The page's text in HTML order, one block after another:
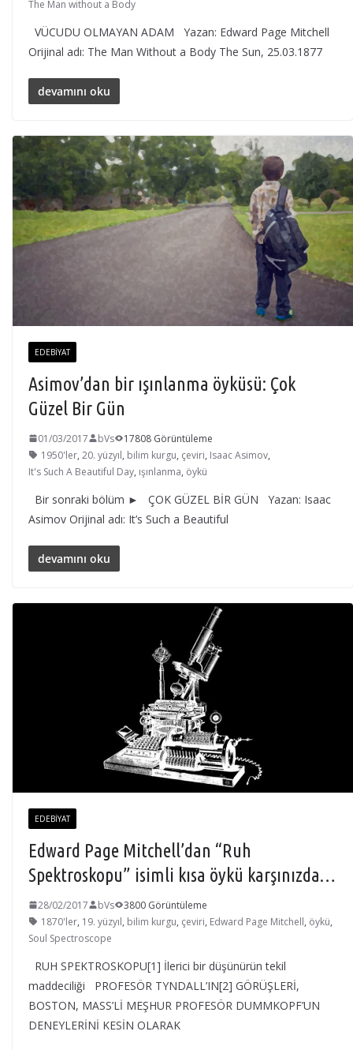
The Man without a Body
VÜCUDU OLMAYAN ADAM Yazan: Edward Page Mitchell
Orijinal adı: The Man Without a Body The Sun, 25.03.1877
devamını oku
EDEBIYAT
Asimov’dan bir ışınlanma öyküsü: Çok
Güzel Bir Gün
01/03/2017 bVs
17808 Görüntüleme
1950'ler, 20. yüzyıl, bilim kurgu, çeviri, Isaac Asimov,
It's Such A Beautiful Day, ışınlanma, öykü
Bir sonraki bölüm ► ÇOK GÜZEL BİR GÜN Yazan: Isaac
Asimov Orijinal adı: It’s Such a Beautiful
devamını oku
EDEBIYAT
Edward Page Mitchell’dan “Ruh
Spektroskopu” isimli kısa öykü karşınızda…
28/02/2017 bVs
3800 Görüntüleme
1870'ler, 19. yüzyıl, bilim kurgu, çeviri, Edward Page Mitchell, öykü,
Soul Spectroscope
RUH SPEKTROSKOPU[1] İlerici bir düşünürün tekil
maddeciliği PROFESÖR TYNDALL’IN[2] GÖRÜŞLERİ,
BOSTON, MASS’Lİ MEŞHUR PROFESÖR DUMMKOPF’UN
DENEYLERİNİ KESİN OLARAK